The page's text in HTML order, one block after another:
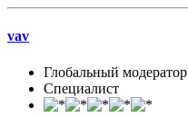
vav
Глобальный модератор
Специалист